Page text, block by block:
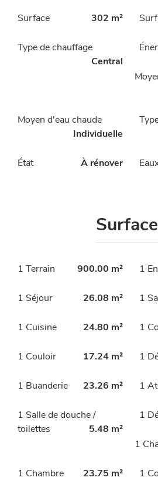
Surface 302 m²
Type de chauffage
Central
Moyen d'eau chaude
Individuelle
État À rénover
1 Terrain 900.00 m² 1
1 Séjour 26.08 m² 1
1 Cuisine 24.80 m² 1
1 Couloir 17.24 m² 1
1 Buanderie 23.26 m² 1
1 Salle de douche /
toilettes
5.48 m²
1
1
1
1 Chambre 23.75 m²